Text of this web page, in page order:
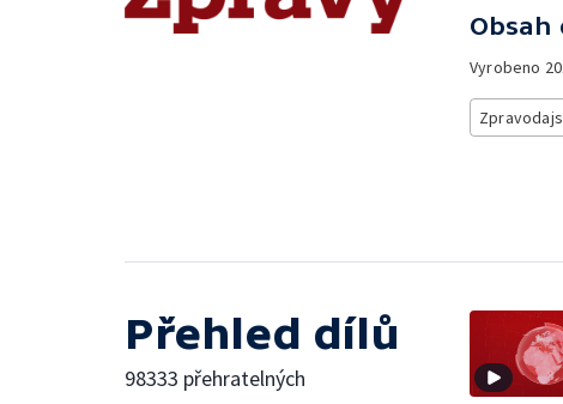
Obsah
Vyrobeno
Přehled dílů
98333 přehratelných